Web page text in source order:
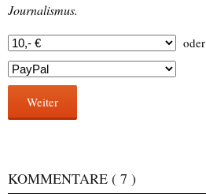
Journalismus.
oder
Weiter
KOMMENTARE ( 7 )